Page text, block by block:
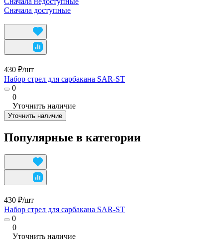
Сначала доступные
430 ₽/шт
Набор стрел для сарбакана SAR-ST
0
0
Уточнить наличие
Уточнить наличие
Популярные в категории
430 ₽/шт
Набор стрел для сарбакана SAR-ST
0
0
Уточнить наличие